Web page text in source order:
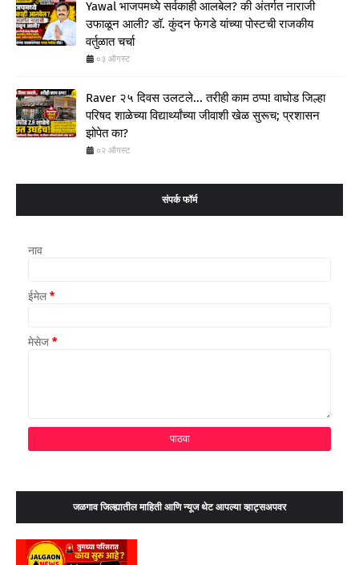
Yawal भाजपमध्ये सर्वकाही आलबेल? की अंतर्गत नाराजी
उफाळून आली? डॉ. कुंदन फेगडे यांच्या पोस्टची राजकीय
वर्तुळात चर्चा
०३ ऑगस्ट
Raver २५ दिवस उलटले... तरीही काम ठप्प! वाघोड जिल्हा
परिषद शाळेच्या विद्यार्थ्यांच्या जीवाशी खेळ सुरूच; प्रशासन
झोपेत का?
०२ ऑगस्ट
संपर्क फॉर्म
नाव
ईमेल*
मेसेज *
जळगाव जिल्ह्यातील माहिती आणि न्यूज थेट आपल्या व्हाट्सअपवर